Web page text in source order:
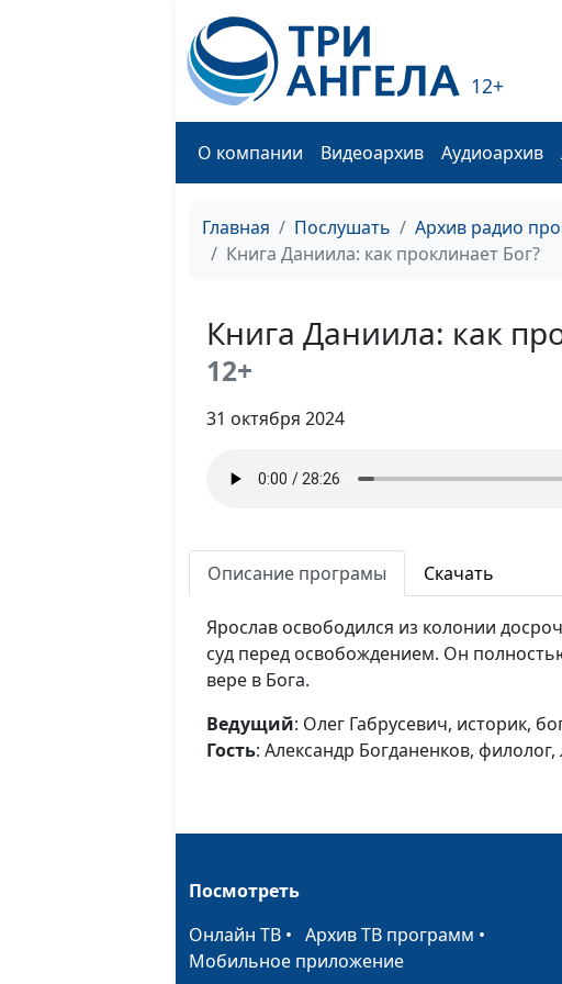
12+
О компании Видеоархив Аудиоархив
Главная Послушать Архив радио
Книга Даниила: как проклинает Бог?
Книга Даниила: как
12+
31 октября 2024
Описание програмы Скачать
Ярослав освободился из колонии
суд перед освобождением. Он
вере в Бога.
Ведущий: Олег Габрусевич, историк,
Гость: Александр Богданенков,
Посмотреть
Онлайн ТВ • Архив ТВ программ •
Мобильное приложение